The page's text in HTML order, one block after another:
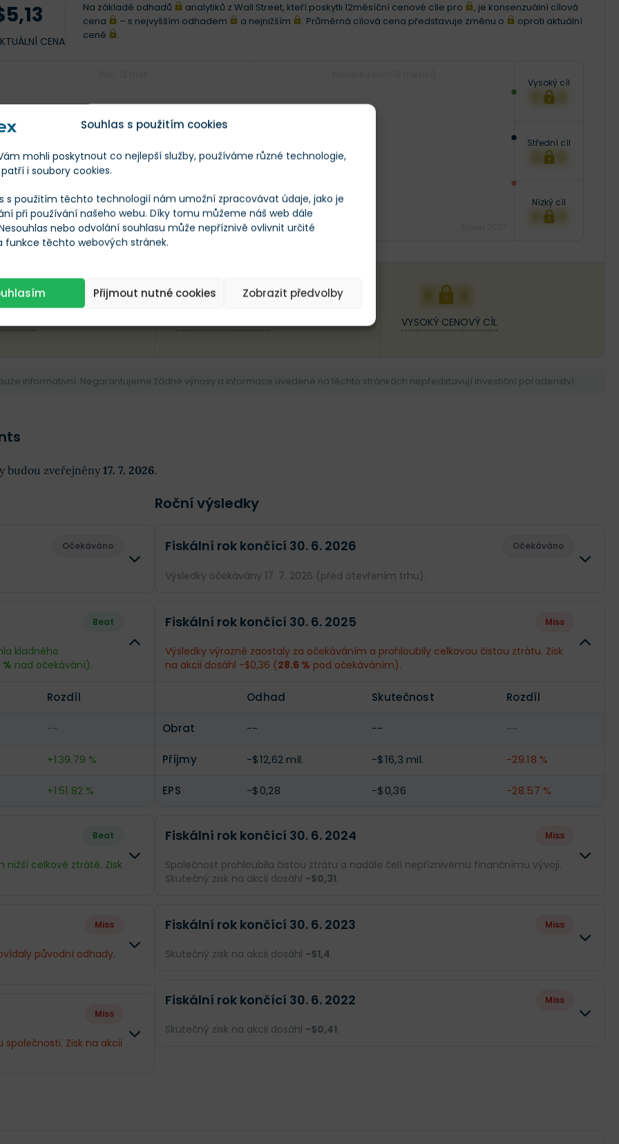
Souhlas s použitím cookies
mohli poskytnout co nejlepší služby, používáme různé technologie,
i soubory cookies.
s použitím těchto technologií nám umožní zpracovávat údaje, jako je
při používání našeho webu. Díky tomu můžeme náš web dále
nebo odvolání souhlasu může nepříznivě ovlivnit určité
funkce těchto webových stránek.
Přijmout nutné cookies Zobrazit předvolby
CENA
Na základě odhadů analytiků z Wall Street, kteří poskytli 12měsíční cenové cíle pro
, je konsenzuální cílová
cena
– s nejvyšším odhadem a nejnižším . Průměrná cílová cena představuje změnu o
oproti aktuální
ceně
.
Srpen 2025
Vysoký cíl
XXX
Střední cíl
XXX
Nízký cíl
XXX
CÍL
XXX
PRŮM. CÍLOVÁ CENA
XXX
VYSOKÝ CENOVÝ CÍL
informativní. Negarantujeme žádné výnosy a informace uvedené na těchto stránkách nepředstavují investiční poradenství.
budou zveřejněny 17. 7. 2026.
Očekáváno
--
--
Beat
kladného
% nad očekávání).
Rozdíl
--
+139.79 %
+151.82 %
Beat
celkové ztrátě. Zisk
Miss
původní odhady.
Miss
Zisk na akcii
Roční výsledky
Fiskální rok končící 30. 6. 2026 Očekáváno
Výsledky očekávány 17. 7. 2026 (před otevřením trhu).
Příjmy -$21,65 mil. --
-$0,44 -- --
Fiskální rok končící 30. 6. 2025 Miss
Výsledky výrazně zaostaly za očekáváním a prohloubily celkovou čistou ztrátu. Zisk
na akcii dosáhl -$0,36 (28.6 % pod očekáváním).
Odhad Skutečnost Rozdíl
Obrat -- -- --
Příjmy -$12,62 mil. -$16,3 mil. -29.18 %
EPS -$0,28 -$0,36 -28.57 %
Fiskální rok končící 30. 6. 2024 Miss
Společnost prohloubila čistou ztrátu a nadále čelí nepříznivému finančnímu vývoji.
Skutečný zisk na akcii dosáhl -$0,31.
EPS --
Fiskální rok končící 30. 6. 2023 Miss
Skutečný zisk na akcii dosáhl -$1,4.
Fiskální rok končící 30. 6. 2022 Miss
Skutečný zisk na akcii dosáhl -$0,41.